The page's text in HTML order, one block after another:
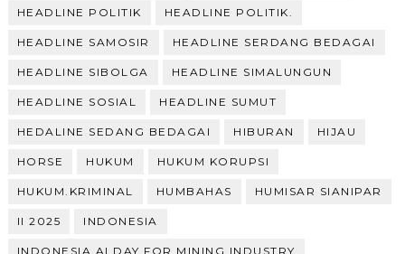
HEADLINE POLITIK HEADLINE POLITIK.
HEADLINE SAMOSIR HEADLINE SERDANG BEDAGAI
HEADLINE SIBOLGA HEADLINE SIMALUNGUN
HEADLINE SOSIAL HEADLINE SUMUT
HEDALINE SEDANG BEDAGAI HIBURAN HIJAU
HORSE HUKUM HUKUM KORUPSI
HUKUM.KRIMINAL HUMBAHAS HUMISAR SIANIPAR
II 2025 INDONESIA
INDONESIA AI DAY FOR MINING INDUSTRY